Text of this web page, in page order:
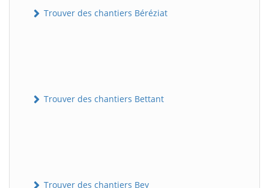
Trouver des chantiers Béréziat
Trouver des chantiers Bettant
Trouver des chantiers Bey